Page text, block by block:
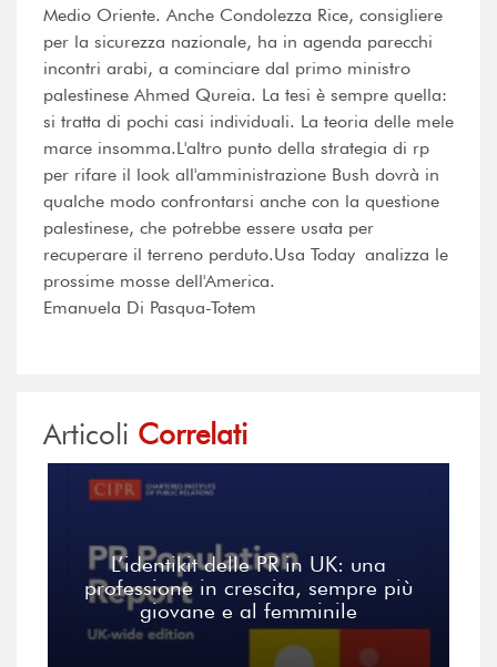
Medio Oriente. Anche Condolezza Rice, consigliere
per la sicurezza nazionale, ha in agenda parecchi
incontri arabi, a cominciare dal primo ministro
palestinese Ahmed Qureia. La tesi è sempre quella:
si tratta di pochi casi individuali. La teoria delle mele
marce insomma.L'altro punto della strategia di rp
per rifare il look all'amministrazione Bush dovrà in
qualche modo confrontarsi anche con la questione
palestinese, che potrebbe essere usata per
recuperare il terreno perduto.Usa Today analizza le
prossime mosse dell'America.
Emanuela Di Pasqua-Totem
Articoli Correlati
L’identikit delle PR in UK: una
professione in crescita, sempre più
giovane e al femminile